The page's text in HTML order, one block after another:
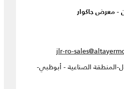
- معرض جاكوار
jlr-ro-
المنطقة الصناعية - أبوظبي-